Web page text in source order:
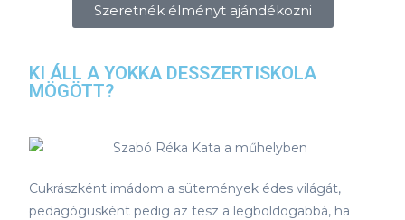
Szeretnék élményt ajándékozni
KI ÁLL A YOKKA DESSZERTISKOLA
MÖGÖTT?
Cukrászként imádom a sütemények édes világát,
pedagógusként pedig az tesz a legboldogabbá, ha